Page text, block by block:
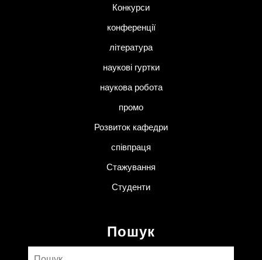
Конкурси
конференції
література
наукові гуртки
наукова робота
промо
Розвиток кафедри
співпраця
Стажування
Студенти
Пошук
Пошук: